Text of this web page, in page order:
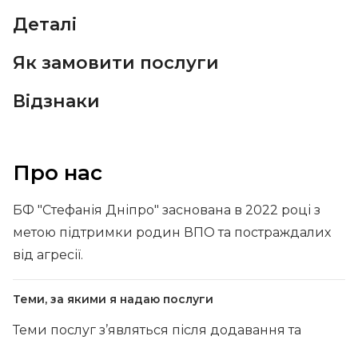
Про нас
БФ "Стефанія Дніпро" заснована в 2022 році з
метою підтримки родин ВПО та постраждалих
від агресії.
Теми, за якими я надаю послуги
Теми послуг з’являться після додавання та
Деталі
Як замовити послуги
Відзнаки